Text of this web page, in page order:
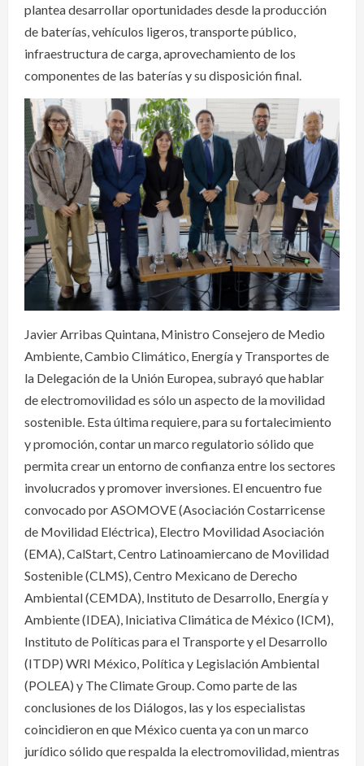
plantea desarrollar oportunidades desde la producción
de baterías, vehículos ligeros, transporte público,
infraestructura de carga, aprovechamiento de los
componentes de las baterías y su disposición final.
Javier Arribas Quintana, Ministro Consejero de Medio
Ambiente, Cambio Climático, Energía y Transportes de
la Delegación de la Unión Europea, subrayó que hablar
de electromovilidad es sólo un aspecto de la movilidad
sostenible. Esta última requiere, para su fortalecimiento
y promoción, contar un marco regulatorio sólido que
permita crear un entorno de confianza entre los sectores
involucrados y promover inversiones. El encuentro fue
convocado por ASOMOVE (Asociación Costarricense
de Movilidad Eléctrica), Electro Movilidad Asociación
(EMA), CalStart, Centro Latinoamiercano de Movilidad
Sostenible (CLMS), Centro Mexicano de Derecho
Ambiental (CEMDA), Instituto de Desarrollo, Energía y
Ambiente (IDEA), Iniciativa Climática de México (ICM),
Instituto de Políticas para el Transporte y el Desarrollo
(ITDP) WRI México, Política y Legislación Ambiental
(POLEA) y The Climate Group. Como parte de las
conclusiones de los Diálogos, las y los especialistas
coincidieron en que México cuenta ya con un marco
jurídico sólido que respalda la electromovilidad, mientras